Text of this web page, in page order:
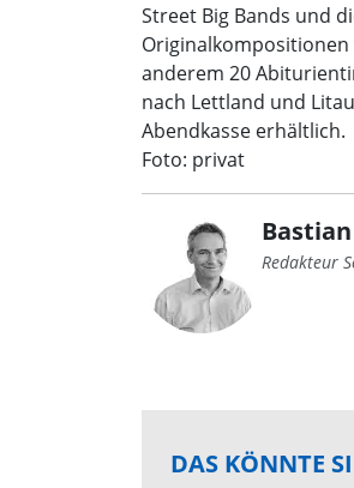
Street Big Bands und
Originalkompositionen
anderem 20
nach Lettland und
Abendkasse erhältlich.
Foto: privat
Redakteur
DAS KÖNNTE